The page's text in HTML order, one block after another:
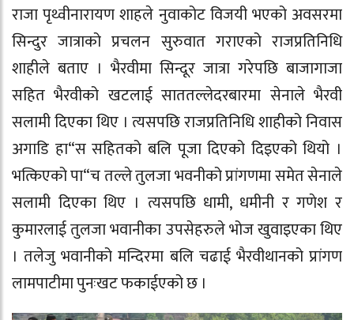
राजा पृथ्वीनारायण शाहले नुवाकोट विजयी भएको अवसरमा
सिन्दुर जात्राको प्रचलन सुरुवात गराएको राजप्रतिनिधि
शाहीले बताए । भैरवीमा सिन्दूर जात्रा गरेपछि बाजागाजा
सहित भैरवीको खटलाई साततल्लेदरबारमा सेनाले भैरवी
सलामी दिएका थिए । त्यसपछि राजप्रतिनिधि शाहीको निवास
अगाडि हा“स सहितको बलि पूजा दिएको दिइएको थियो ।
भत्किएको पा“च तल्ले तुलजा भवनीको प्रांगणमा समेत सेनाले
सलामी दिएका थिए । त्यसपछि धामी, धमीनी र गणेश र
कुमारलाई तुलजा भवानीका उपसेहरुले भोज खुवाइएका थिए
। तलेजु भवानीको मन्दिरमा बलि चढाई भैरवीथानको प्रांगण
लामपाटीमा पुनःखट फकाईएको छ ।